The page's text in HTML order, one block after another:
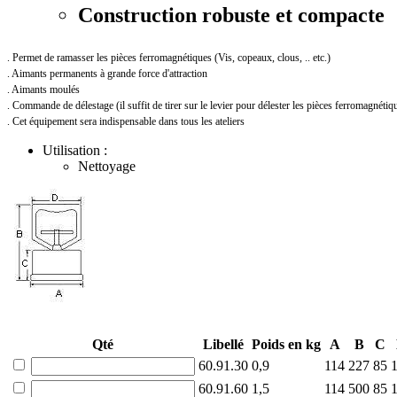
Construction robuste et compacte
. Permet de ramasser les pièces ferromagnétiques (Vis, copeaux, clous, .. etc.)
. Aimants permanents à grande force d'attraction
. Aimants moulés
. Commande de délestage (il suffit de tirer sur le levier pour délester les pièces
. Cet équipement sera indispensable dans tous les ateliers
Utilisation :
Nettoyage
Qté Libellé Poids en kg A B C
60.91.30 0,9 114 227 85
60.91.60 1,5 114 500 85